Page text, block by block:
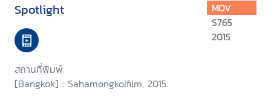
Spotlight
สถานที่พิมพ์:
[Bangkok] : Sahamongkolfilm, 2015.
MOV
S765
2015